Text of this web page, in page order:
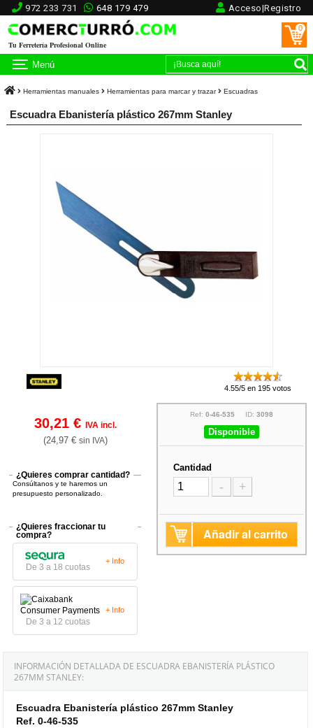
972 233 731 648 179 479 Acceso|Registro
Tu Ferretería Profesional Online
0
Menú
Herramientas manuales Herramientas para marcar y trazar Escuadras
Escuadra Ebanistería plástico 267mm Stanley
4.55/5 en 195 votos
30,21 € IVA incl.
(24,97 € sin IVA)
¿Quieres comprar cantidad?
Consúltanos y te haremos un
presupuesto personalizado.
¿Quieres fraccionar tu
compra?
De 3 a 18 cuotas
+ Info
De 3 a 12 cuotas
+ Info
Ref: 0-46-535 ID: 3098
Disponible
Cantidad
- +
Añadir al carrito
INFORMACIÓN DETALLADA DE ESCUADRA EBANISTERÍA PLÁSTICO
267MM STANLEY:
Escuadra Ebanistería plástico 267mm Stanley
Ref. 0-46-535